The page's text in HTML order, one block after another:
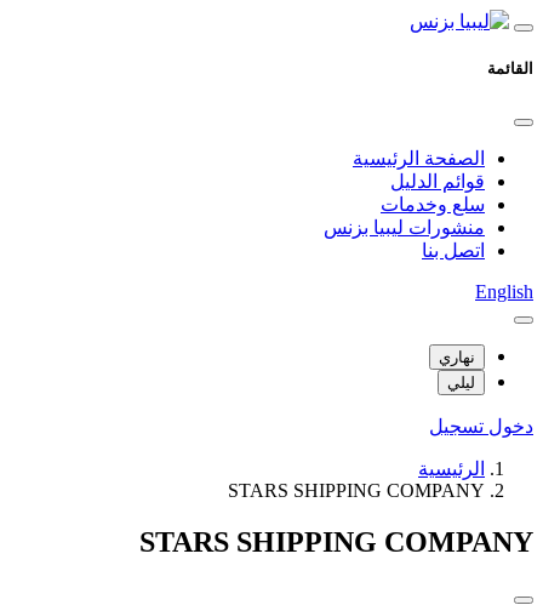
القائمة
الصفحة الرئيسية
قوائم الدليل
سلع وخدمات
منشورات ليبيا بزنس
اتصل بنا
English
نهاري
ليلي
دخول تسجيل
الرئيسية
STARS SHIPPING COMPANY
STARS SHIPPING COMPANY